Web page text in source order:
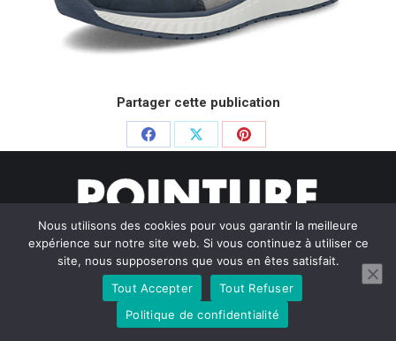
Partager cette publication
Partager
Facebook
PartagerPartager
Pinterest
© Pointure Chausseurs - 2020. Dream-Theme — truly
WordPress themes
Menu BAS
Nous utilisons des cookies pour vous garantir la meilleure
expérience sur notre site web. Si vous continuez à utiliser ce
site, nous supposerons que vous en êtes satisfait.
Tout Accepter
Tout Refuser
Politique de confidentialité